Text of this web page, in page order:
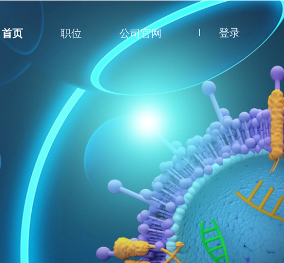
首页 职位 公司官网 登录